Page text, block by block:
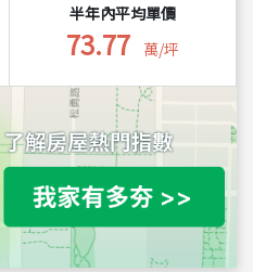
半年內平均單價
73.77 萬/坪